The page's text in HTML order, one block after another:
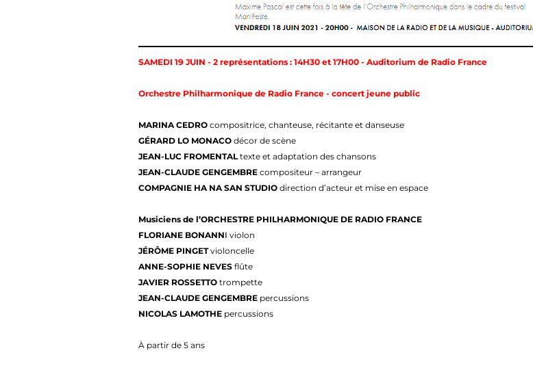
SAMEDI 19 JUIN - 2 représentations : 14H30 et 17H00 - Auditorium de Radio France
Orchestre Philharmonique de Radio France - concert jeune public
MARINA CEDRO compositrice, chanteuse, récitante et danseuse
GÉRARD LO MONACO décor de scène
JEAN-LUC FROMENTALtexte et adaptation des chansons
JEAN-CLAUDE GENGEMBRE compositeur – arrangeur
COMPAGNIE HA NA SAN STUDIO direction d’acteur et mise en espace
Musiciens de l’ORCHESTRE PHILHARMONIQUE DE RADIO FRANCE
FLORIANE BONANNI violon
JÉRÔME PINGETvioloncelle
ANNE-SOPHIE NEVES flûte
JAVIER ROSSETTO trompette
JEAN-CLAUDE GENGEMBRE percussions
NICOLAS LAMOTHE percussions
À partir de 5 ans